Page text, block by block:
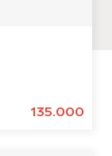
135.000